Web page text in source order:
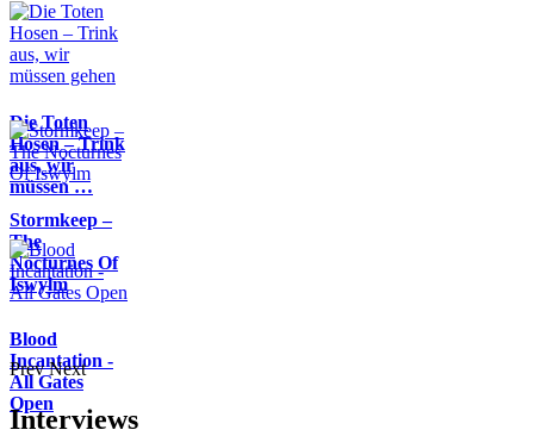
Die Toten
Hosen – Trink
aus, wir
müssen …
Stormkeep –
The
Nocturnes Of
Iswylm
Blood
Incantation -
All Gates
Open
Prev Next
Interviews